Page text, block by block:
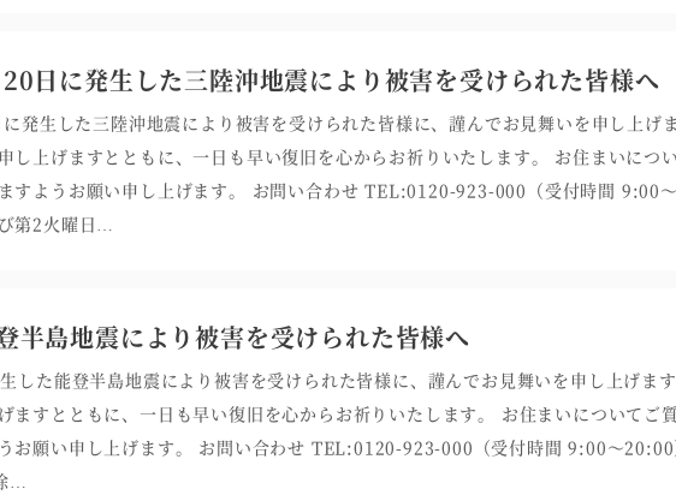
日に発生した三陸沖地震により被害を受けられた皆様へ
発生した三陸沖地震により被害を受けられた皆様に、謹んでお見舞いを申し上げ
し上げますとともに、一日も早い復旧を心からお祈りいたします。 お住まいにつ
すようお願い申し上げます。 お問い合わせ TEL:0120-923-000（受付時間
第2火曜日…
半島地震により被害を受けられた皆様へ
した能登半島地震により被害を受けられた皆様に、謹んでお見舞いを申し上げま
ますとともに、一日も早い復旧を心からお祈りいたします。 お住まいについてご
お願い申し上げます。 お問い合わせ TEL:0120-923-000（受付時間 9:00～
…